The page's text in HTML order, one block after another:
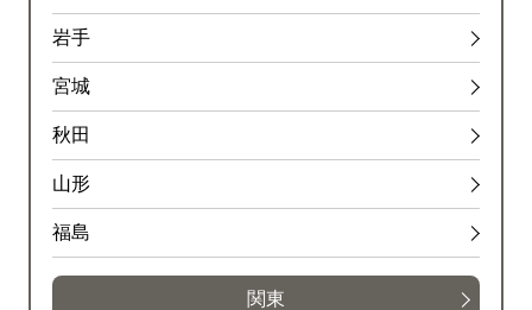
岩手
宮城
秋田
山形
福島
関東